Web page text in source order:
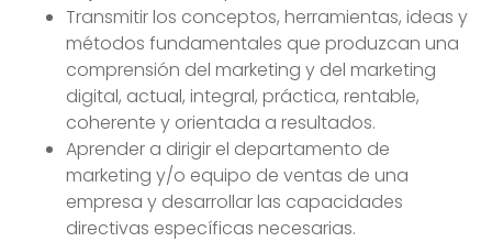
Transmitir los conceptos, herramientas, ideas y
métodos fundamentales que produzcan una
comprensión del marketing y del marketing
digital, actual, integral, práctica, rentable,
coherente y orientada a resultados.
Aprender a dirigir el departamento de
marketing y/o equipo de ventas de una
empresa y desarrollar las capacidades
directivas específicas necesarias.